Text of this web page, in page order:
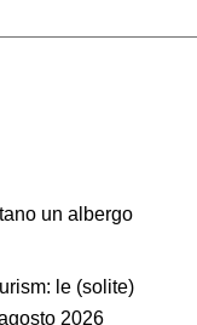
un albergo
le (solite)
2026